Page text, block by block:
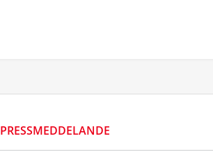
PRESSMEDDELANDE